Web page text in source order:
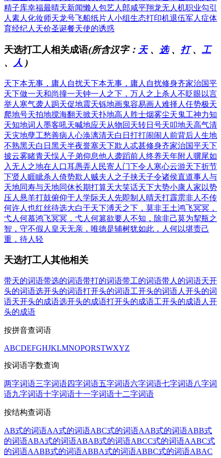
精子库幸福最晴天新闻懒人包艺人郎咸平翔龙无人机职业勾引
人 素人化妆师天龙号飞船纸片人小组生态打印机退伍军人症体
育经纪人 天价圣诞餐天使的诱惑
天选打工人相关成语(所含汉字： 天、 选、 打、 工
、
人 )
天下本无事，庸人自扰天下本无事，庸人自扰修身齐家治国平
天下做一天和尚撞一天钟一人之下，万人之上杀人不眨眼 以言
举人 寒气袭人 跼天促地震天铄地画鬼容易画人难择人任势极天
爬地号天拍地搅海翻天掀天扑地高人胜士烟雾尘天鬼工神力知
天知地词人墨客吼天喊地应天从物回天转日 号天叩地天高气清
天灾地孽工愁善病 人心涣漓清天白日 打打闹闹 人前背后人生地
不熟黑天白日 黑天半夜誉塞天下欺人忒甚修身齐家治国平天下
披云雾睹青天悮人子弟仰息他人 袭蹈前人 终养天年附人骥尾如
入无人之地在人口耳愚弄人民寄人门下令人寒心云游天下折节
下贤人 睚眦杀人 倚势欺人 贼夫人之子挟天子令诸侯直道事人 与
天地同寿与天地同休长期打算天大笑话天下大势小康人家 以势
压人 悬羊打鼓俯仰于人 学际天人 先即制人 晴天打霹雳非人不传
何许人也红丝待选大白于天下溥天之下，莫非王土鸿飞冥冥，
弋人何慕鸿飞冥冥，弋人何篡欲要人不知，除非己莫为挈瓶之
智，守不假人 皇天无亲，唯德是辅树犹如此，人何以堪责己
重，待人轻
天选打工人其他相关
带天的词语带选的词语带打的词语带工的词语带人的词语天开
头的词语选开头的词语打开头的词语工开头的词语人开头的词
语天开头的成语选开头的成语打开头的成语工开头的成语人开
头的成语
按拼音查词语
ABCDEFGHJKLMNOPQRSTWXYZ
按词语字数查询
两字词语三字词语四字词语五字词语六字词语七字词语八字词
语九字词语十字词语十一字词语十二字词语
按结构查词语
AB式的词语AA式的词语ABC式的词语AAB式的词语ABB式
的词语ABA式的词语ABAB式的词语ABCC式的词语AABC式
的词语AABB式的词语ABBA式的词语ABBC式的词语ABAC